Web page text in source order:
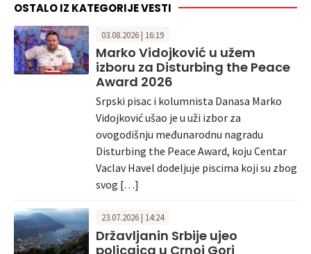
OSTALO IZ KATEGORIJE VESTI
03.08.2026 | 16:19
Marko Vidojković u užem
izboru za Disturbing the Peace
Award 2026
Srpski pisac i kolumnista Danasa Marko
Vidojković ušao je u uži izbor za
ovogodišnju međunarodnu nagradu
Disturbing the Peace Award, koju Centar
Vaclav Havel dodeljuje piscima koji su zbog
svog […]
23.07.2026 | 14:24
Državljanin Srbije ujeo
policajca u Crnoj Gori